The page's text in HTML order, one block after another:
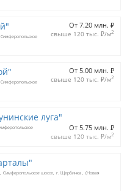
От 7.20 млн. ₽
свыше 120 тыс. ₽/м2
Симферопольское
От 5.00 млн. ₽
свыше 120 тыс. ₽/м2
Симферопольское
луга"
От 5.75 млн. ₽
свыше 120 тыс. ₽/м2
Симферопольское шоссе г. Щербинка
(Новая